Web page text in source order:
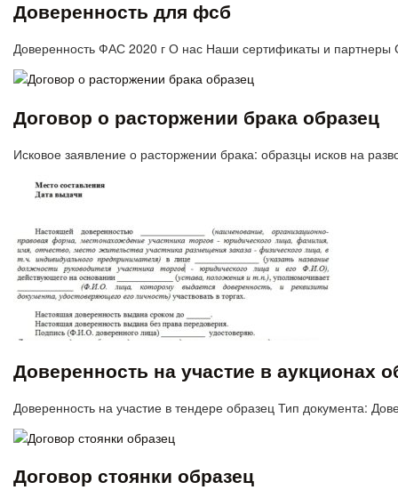
Доверенность для фсб
Доверенность ФАС 2020 г О нас Наши сертификаты и партнеры
Договор о расторжении брака образец
Исковое заявление о расторжении брака: образцы исков на
Доверенность на участие в аукционах
Доверенность на участие в тендере образец Тип документа:
Договор стоянки образец